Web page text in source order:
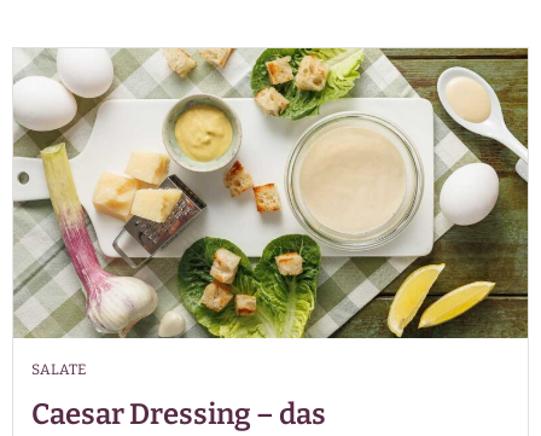
SALATE
Caesar Dressing – das